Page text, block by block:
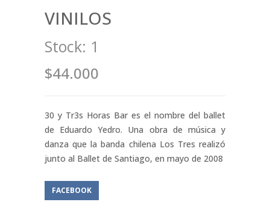
VINILOS
Stock: 1
$44.000
30 y Tr3s Horas Bar es el nombre del ballet
de Eduardo Yedro. Una obra de música y
danza que la banda chilena Los Tres realizó
junto al Ballet de Santiago, en mayo de 2008
FACEBOOK